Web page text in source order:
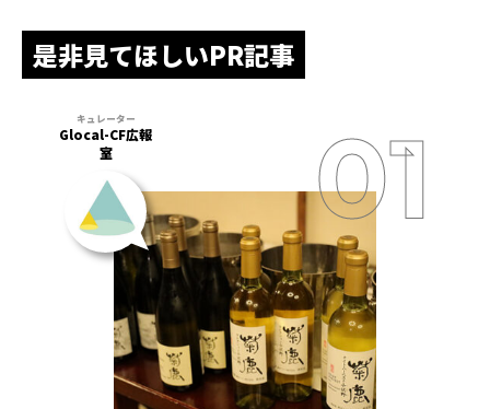
是非見てほしいPR記事
Glocal-CF広報
室